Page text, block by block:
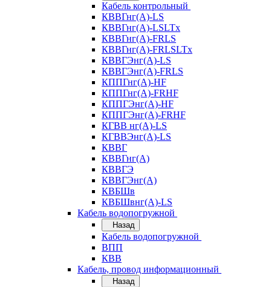
Кабель контрольный
КВВГнг(А)-LS
КВВГнг(А)-LSLTx
КВВГнг(А)-FRLS
КВВГнг(А)-FRLSLTx
КВВГЭнг(А)-LS
КВВГЭнг(А)-FRLS
КППГнг(А)-HF
КППГнг(А)-FRHF
КППГЭнг(А)-HF
КППГЭнг(А)-FRHF
КГВВ нг(А)-LS
КГВВЭнг(А)-LS
КВВГ
КВВГнг(А)
КВВГЭ
КВВГЭнг(А)
КВБШв
КВБШвнг(А)-LS
Кабель водопогружной
Назад
Кабель водопогружной
ВПП
КВВ
Кабель, провод информационный
Назад